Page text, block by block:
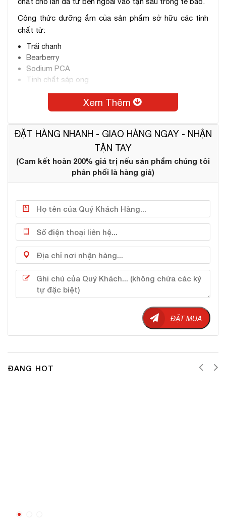
Công thức dưỡng ẩm của sản phẩm sở hữu các tinh
chất từ:
Trái chanh
Bearberry
Sodium PCA
Tinh chất sáp ong
A&Plus, bạn có thể hoàn toàn an tâm về độ an toàn,
lành tính, phù hợp với mọi làn da. Kem dưỡng ẩm tốt
cho da khô mang đến hiệu quả đặc biệt, luôn làm hài
lòng bạn gái ngay từ những ngày đầu sử dụng.
#Công dụng
Xem Thêm
ĐẶT HÀNG NHANH - GIAO HÀNG NGAY - NHẬN
TẬN TAY
(Cam kết hoàn 200% giá trị nếu sản phẩm chúng tôi
phân phối là hàng giả)
ĐẶT MUA
ĐANG HOT